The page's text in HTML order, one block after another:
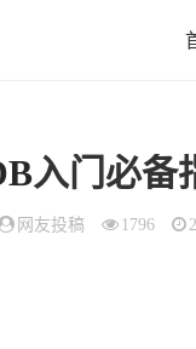
入门必备
网友投稿 1796